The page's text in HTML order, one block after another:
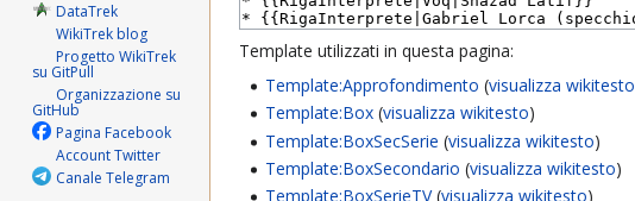
Template utilizzati in questa pagina:
Template:Approfondimento (visualizza wikitesto
Template:Box (visualizza wikitesto)
Template:BoxSecSerie (visualizza wikitesto)
Template:BoxSecondario (visualizza wikitesto)
Template:BoxSerieTV(visualizza wikitesto)
DataTrek
WikiTrek blog
Progetto WikiTrek
su GitPull
Organizzazione su
GitHub
Pagina Facebook
Account Twitter
Canale Telegram